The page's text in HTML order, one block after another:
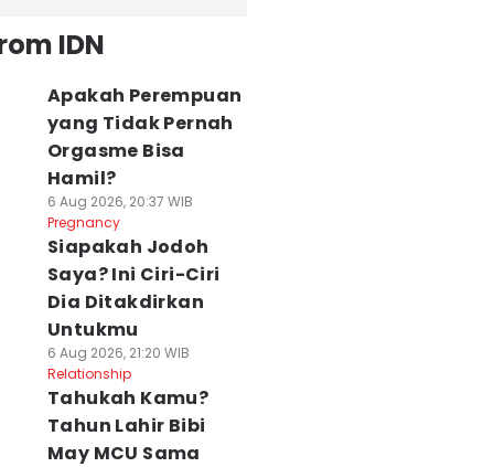
IDN
Apakah Perempuan
yang Tidak Pernah
Orgasme Bisa
Hamil?
6 Aug 2026, 20:37 WIB
Pregnancy
Siapakah Jodoh
Saya? Ini Ciri-Ciri
Dia Ditakdirkan
Untukmu
6 Aug 2026, 21:20 WIB
Relationship
Tahukah Kamu?
Tahun Lahir Bibi
May MCU Sama